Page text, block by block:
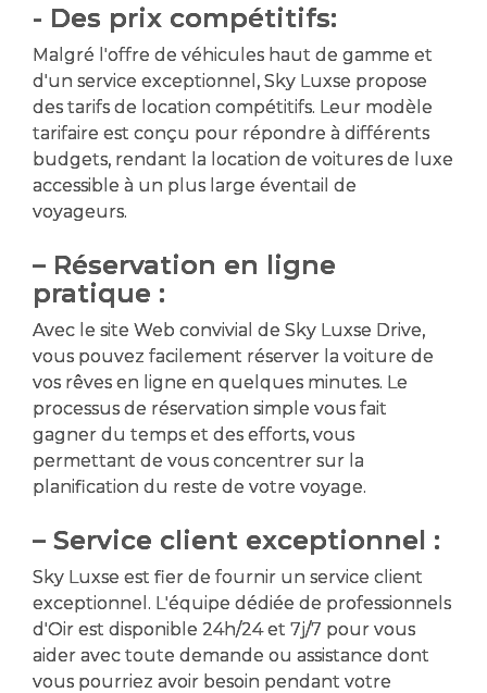
- Des prix compétitifs:
Malgré l'offre de véhicules haut de gamme et
d'un service exceptionnel, Sky Luxse propose
des tarifs de location compétitifs. Leur modèle
tarifaire est conçu pour répondre à différents
budgets, rendant la location de voitures de luxe
accessible à un plus large éventail de
voyageurs.
– Réservation en ligne
pratique :
Avec le site Web convivial de Sky Luxse Drive,
vous pouvez facilement réserver la voiture de
vos rêves en ligne en quelques minutes. Le
processus de réservation simple vous fait
gagner du temps et des efforts, vous
permettant de vous concentrer sur la
planification du reste de votre voyage.
– Service client exceptionnel :
Sky Luxse est fier de fournir un service client
exceptionnel. L'équipe dédiée de professionnels
d'Oir est disponible 24h/24 et 7j/7 pour vous
aider avec toute demande ou assistance dont
vous pourriez avoir besoin pendant votre